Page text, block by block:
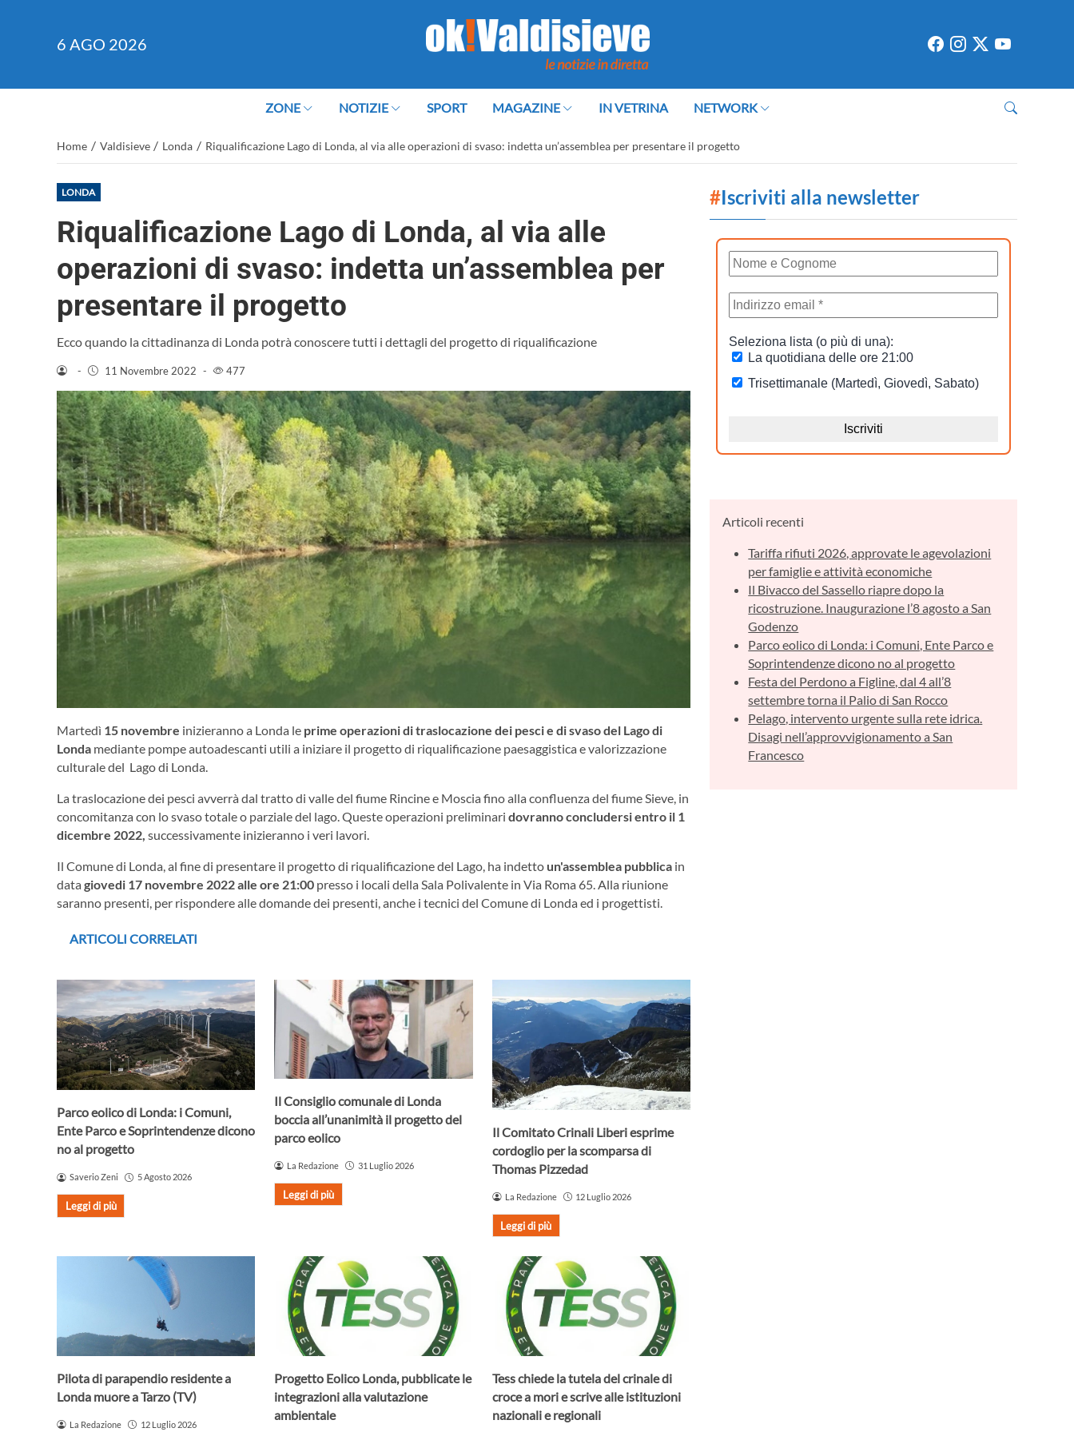
6 AGO 2026
ZONE NOTIZIE SPORT MAGAZINE IN VETRINA NETWORK
Home / Valdisieve / Londa / Riqualificazione Lago di Londa, al via alle operazioni di svaso: indetta un’assemblea per presentare il progetto
LONDA
Riqualificazione Lago di Londa, al via alle
operazioni di svaso: indetta un’assemblea per
presentare il progetto
Ecco quando la cittadinanza di Londa potrà conoscere tutti i dettagli del progetto di riqualificazione
- 11 Novembre 2022 - 477
Martedì 15 novembre inizieranno a Londa le prime operazioni di traslocazione dei pesci e di svaso del Lago di
Londa mediante pompe autoadescanti utili a iniziare il progetto di riqualificazione paesaggistica e valorizzazione
culturale del Lago di Londa.
La traslocazione dei pesci avverrà dal tratto di valle del fiume Rincine e Moscia fino alla confluenza del fiume Sieve, in
concomitanza con lo svaso totale o parziale del lago. Queste operazioni preliminari dovranno concludersi entro il 1
dicembre 2022, successivamente inizieranno i veri lavori.
Il Comune di Londa, al fine di presentare il progetto di riqualificazione del Lago, ha indetto un'assemblea pubblica in
data giovedi 17 novembre 2022 alle ore 21:00 presso i locali della Sala Polivalente in Via Roma 65. Alla riunione
saranno presenti, per rispondere alle domande dei presenti, anche i tecnici del Comune di Londa ed i progettisti.
ARTICOLI CORRELATI
Parco eolico di Londa: i Comuni,
Ente Parco e Soprintendenze dicono
no al progetto
Saverio Zeni 5 Agosto 2026
Leggi di più
Il Consiglio comunale di Londa
boccia all’unanimità il progetto del
parco eolico
La Redazione 31 Luglio 2026
Leggi di più
Il Comitato Crinali Liberi esprime
cordoglio per la scomparsa di
Thomas Pizzedad
La Redazione 12 Luglio 2026
Leggi di più
Pilota di parapendio residente a
Londa muore a Tarzo (TV)
La Redazione 12 Luglio 2026
Progetto Eolico Londa, pubblicate le
integrazioni alla valutazione
ambientale
Tess chiede la tutela del crinale di
croce a mori e scrive alle istituzioni
nazionali e regionali
#Iscriviti alla newsletter
Articoli recenti
Tariffa rifiuti 2026, approvate le agevolazioni
per famiglie e attività economiche
Il Bivacco del Sassello riapre dopo la
ricostruzione. Inaugurazione l’8 agosto a San
Godenzo
Parco eolico di Londa: i Comuni, Ente Parco e
Soprintendenze dicono no al progetto
Festa del Perdono a Figline, dal 4 all’8
settembre torna il Palio di San Rocco
Pelago, intervento urgente sulla rete idrica.
Disagi nell’approvvigionamento a San
Francesco